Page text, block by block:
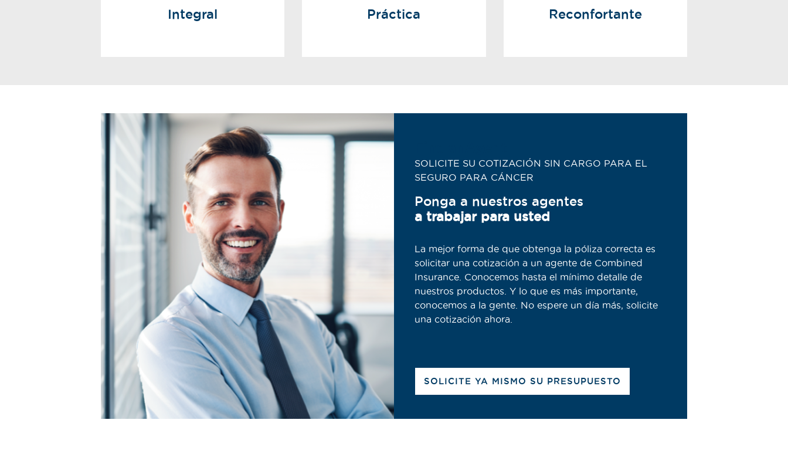
Integral Práctica Reconfortante
SOLICITE SU COTIZACIÓN SIN CARGO PARA EL
SEGURO PARA CÁNCER
Ponga a nuestros agentes
a trabajar para usted
La mejor forma de que obtenga la póliza correcta es
solicitar una cotización a un agente de Combined
Insurance. Conocemos hasta el mínimo detalle de
nuestros productos. Y lo que es más importante,
conocemos a la gente. No espere un día más, solicite
una cotización ahora.
SOLICITE YA MISMO SU PRESUPUESTO